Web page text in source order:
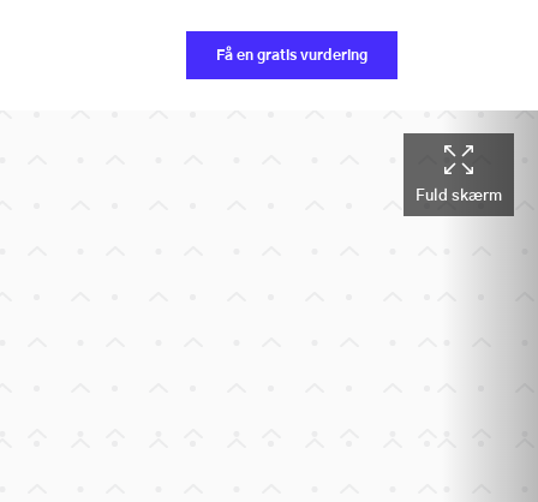
Få en gratis vurdering
Fuld skærm